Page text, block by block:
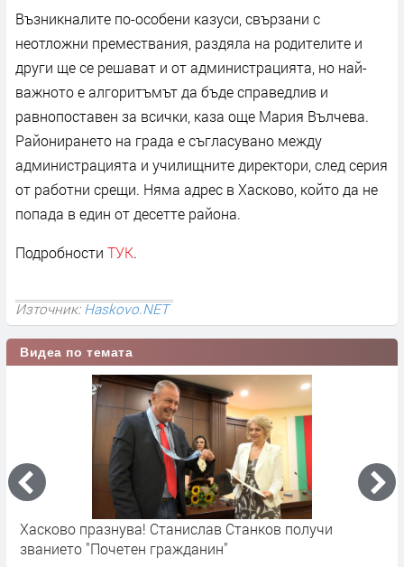
Възникналите по-особени казуси, свързани с
неотложни премествания, раздяла на родителите и
други ще се решават и от администрацията, но най-
важното е алгоритъмът да бъде справедлив и
равнопоставен за всички, каза още Мария Вълчева.
Районирането на града е съгласувано между
администрацията и училищните директори, след серия
от работни срещи. Няма адрес в Хасково, който да не
попада в един от десетте района.
Подробности ТУК.
Източник:Haskovo.NET
Видеа по темата
Хасково празнува! Станислав Станков получи
званието "Почетен гражданин"